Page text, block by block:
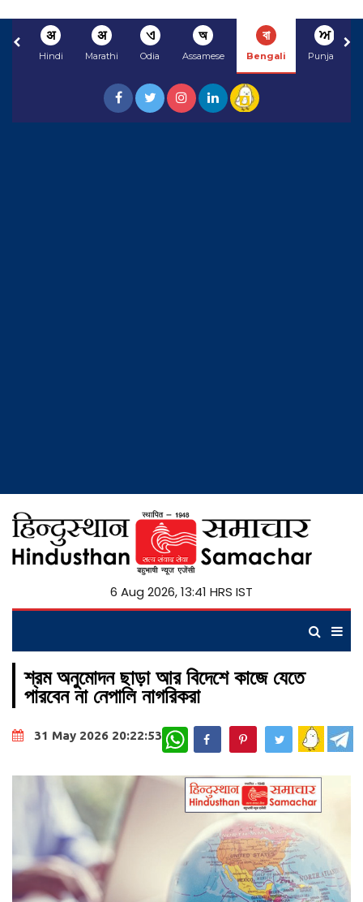
अ
Hindi
अ
Marathi
ଏ
Odia
অ
Assamese
বা
Bengali
ਅ
Punjabi
6 Aug 2026, 13:41 HRS IST
শ্রম অনুমোদন ছাড়া আর বিদেশে কাজে যেতে
পারবেন না নেপালি নাগরিকরা
31 May 2026 20:22:53 WhatsApp